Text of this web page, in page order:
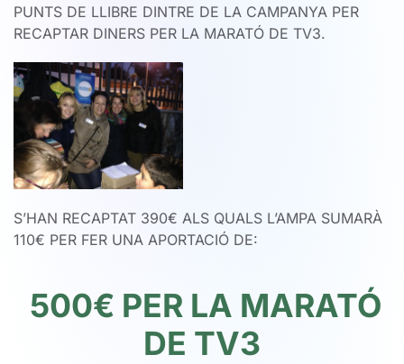
PUNTS DE LLIBRE DINTRE DE LA CAMPANYA PER
RECAPTAR DINERS PER LA MARATÓ DE TV3.
S’HAN RECAPTAT 390€ ALS QUALS L’AMPA SUMARÀ
110€ PER FER UNA APORTACIÓ DE:
500€ PER LA MARATÓ
DE TV3